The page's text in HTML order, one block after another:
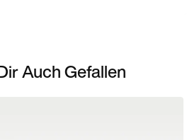
Auch Gefallen